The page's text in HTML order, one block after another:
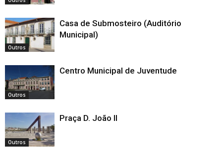
Outros
Casa de Submosteiro (Auditório
Municipal)
Outros
Centro Municipal de Juventude
Outros
Praça D. João II